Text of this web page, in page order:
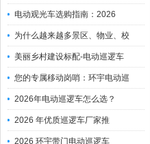
电动观光车选购指南：2026
为什么越来越多景区、物业、校
美丽乡村建设标配-电动巡逻车
您的专属移动岗哨：环宇电动巡
2026年电动巡逻车怎么选？
2026 年优质巡逻车厂家推
2026 环宇带门电动巡逻车